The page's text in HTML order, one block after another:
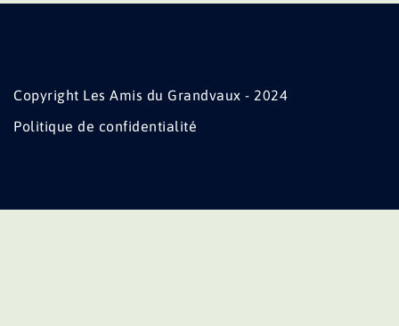
Copyright Les Amis du Grandvaux - 2024
Politique de confidentialité